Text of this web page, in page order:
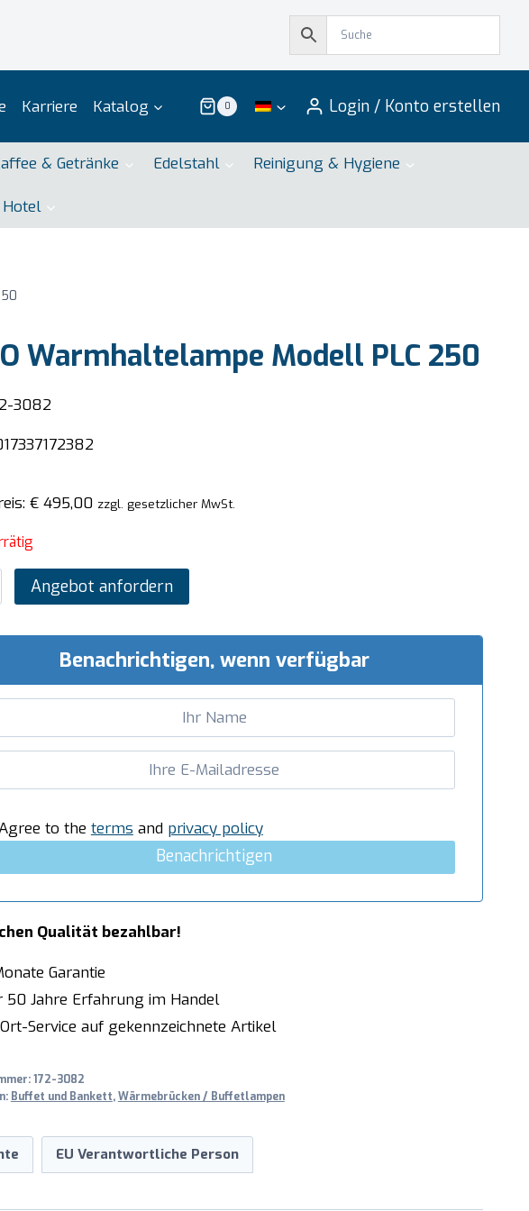
Karriere Katalog 0 Login / Konto erstellen
& Getränke Edelstahl Reinigung & Hygiene
Warmhaltelampe Modell PLC 250
3082
€495,00 zzgl. gesetzlicher MwSt.
Angebot anfordern
Benachrichtigen, wenn verfügbar
to the terms and privacy policy
Benachrichtigen
Qualität bezahlbar!
Garantie
50 Jahre Erfahrung im Handel
Service auf gekennzeichnete Artikel
172-3082
Buffet und Bankett,Wärmebrücken / Buffetlampen
EU Verantwortliche Person